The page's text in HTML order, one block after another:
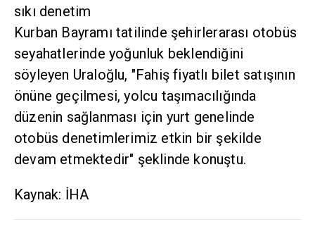
sıkı denetim
Kurban Bayramı tatilinde şehirlerarası otobüs
seyahatlerinde yoğunluk beklendiğini
söyleyen Uraloğlu, "Fahiş fiyatlı bilet satışının
önüne geçilmesi, yolcu taşımacılığında
düzenin sağlanması için yurt genelinde
otobüs denetimlerimiz etkin bir şekilde
devam etmektedir" şeklinde konuştu.
Kaynak: İHA